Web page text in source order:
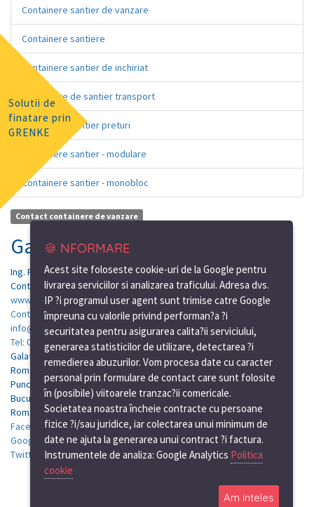
Containere santier de vanzare
Containere santiere
Containere santier de inchiriat
Containere de santier transport
Containere santier preturi
Containere santier - modulare
Containere santier - monobloc
Contact containere de vanzare
Galati - Mures
Ing. FlorinPalade
Containere birou si santier de vanzare Mures
www.containere-Mures.ro
Contact
info@containere-mures.ro
Tel: 0723.569.929
Galati - Mures Punct de lucru Galati: Calea Prutului Nr. 11, Galati -
Romania
Punct de lucru Bucuresti: Soseaua de centura, nr.12, km.7, Tunari-
Bucuresti
Romania
Facebook
Google Plus
Twitter
Solutii de
finatare prin
GRENKE
🍪 NFORMARE
Acest site foloseste cookie-uri de la Google pentru
livrarea serviciilor si analizarea traficului. Adresa dvs.
IP ?i programul user agent sunt trimise catre Google
împreuna cu valorile privind performan?a ?i
securitatea pentru asigurarea calita?ii serviciului,
generarea statisticilor de utilizare, detectarea ?i
remedierea abuzurilor. Vom procesa date cu caracter
personal prin formulare de contact care sunt folosite
în (posibile) viitoarele tranzac?ii comericale.
Societatea noastra încheie contracte cu persoane
fizice ?i/sau juridice, iar colectarea unui minimum de
date ne ajuta la generarea unui contract ?i factura.
Instrumentele de analiza: Google Analytics Politica
cookie
Am inteles